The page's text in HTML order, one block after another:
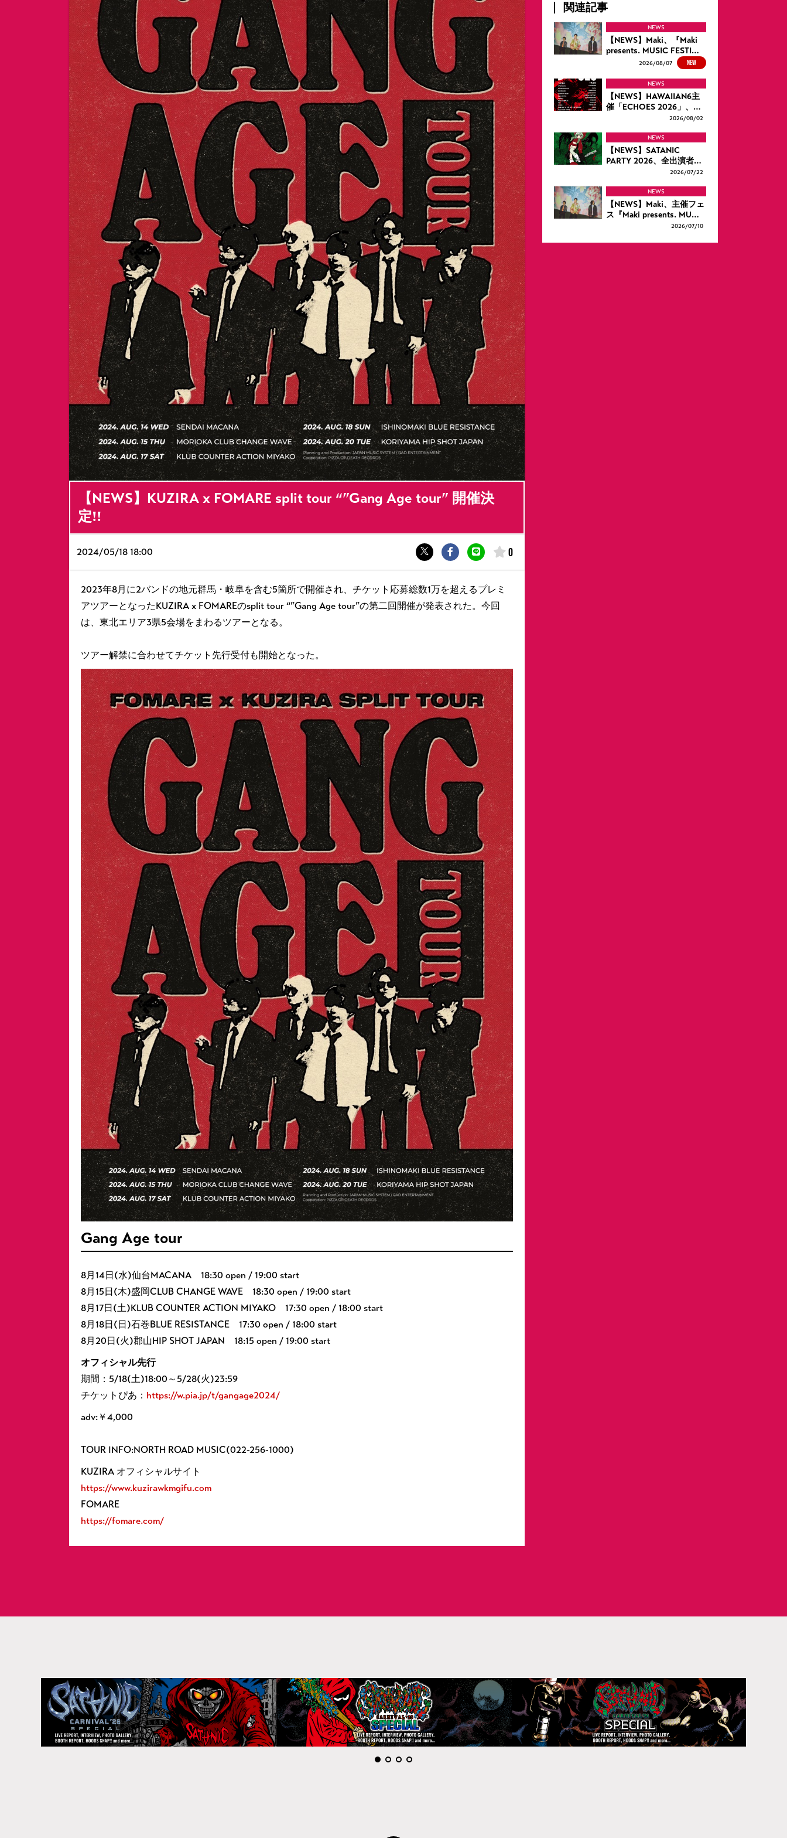
【NEWS】KUZIRA x FOMARE split tour “”Gang Age tour” 開催決
定!!
2024/05/18 18:00 0
2023年8月に2バンドの地元群馬・岐阜を含む5箇所で開催され、チケット応募総数1万を超えるプレミ
アツアーとなったKUZIRA x FOMAREのsplit tour “”Gang Age tour”の第二回開催が発表された。今回
は、東北エリア3県5会場をまわるツアーとなる。
ツアー解禁に合わせてチケット先行受付も開始となった。
Gang Age tour
8月14日(水)仙台MACANA 18:30 open / 19:00 start
8月15日(木)盛岡CLUB CHANGE WAVE 18:30 open / 19:00 start
8月17日(土)KLUB COUNTER ACTION MIYAKO 17:30 open / 18:00 start
8月18日(日)石巻BLUE RESISTANCE 17:30 open / 18:00 start
8月20日(火)郡山HIP SHOT JAPAN 18:15 open / 19:00 start
オフィシャル先行
期間：5/18(土)18:00～5/28(火)23:59
チケットぴあ： https://w.pia.jp/t/gangage2024/
adv:￥4,000
TOUR INFO:NORTH ROAD MUSIC(022-256-1000)
KUZIRA オフィシャルサイト
https://www.kuzirawkmgifu.com
FOMARE
https://fomare.com/
関連記事
NEWS
【NEWS】Maki、『Maki
presents. MUSIC FESTI…
2026/08/07 NEW
NEWS
【NEWS】HAWAIIAN6主
催「ECHOES 2026」、…
2026/08/02
NEWS
【NEWS】SATANIC
PARTY 2026、全出演者…
2026/07/22
NEWS
【NEWS】Maki、主催フェ
ス『Maki presents. MU…
2026/07/10